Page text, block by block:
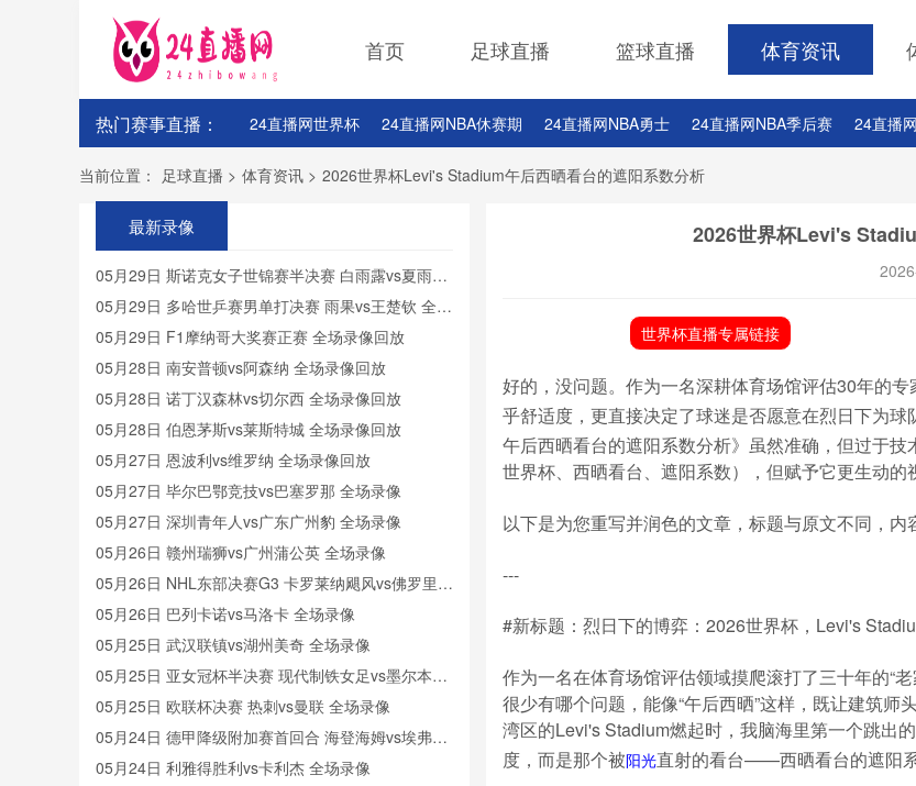
首页 足球直播 篮球直播 体育资讯
热门赛事直播： 24直播网世界杯 24直播网NBA休赛期 24直播网NBA勇士 24直播网NBA季后赛 24直播
24直播网NBA杜兰特
当前位置： 足球直播 > 体育资讯 > 2026世界杯Levi's Stadium午后西晒看台的遮阳系数分析
2026世界杯Levi's
世界杯直播专属链接
好的，没问题。作为一名深耕体育场馆评估30年的
乎舒适度，更直接决定了球迷是否愿意在烈日下为
午后西晒看台的遮阳系数分析》虽然准确，但过于
世界杯、西晒看台、遮阳系数），但赋予它更生动的
以下是为您重写并润色的文章，标题与原文不同，内
---
#新标题：烈日下的博弈：2026世界杯，Levi's
作为一名在体育场馆评估领域摸爬滚打了三十年的“
很少有哪个问题，能像“午后西晒”这样，既让建筑
湾区的Levi's Stadium燃起时，我脑海里第一个跳出
度，而是那个被阳光直射的看台——西晒看台的遮阳系
最新录像
05月29日 斯诺克女子世锦赛半决赛 白雨露vs夏雨滢
全场录像回放
05月29日 多哈世乒赛男单打决赛 雨果vs王楚钦 全场
录像回放
05月29日 F1摩纳哥大奖赛正赛 全场录像回放
05月28日 南安普顿vs阿森纳 全场录像回放
05月28日 诺丁汉森林vs切尔西 全场录像回放
05月28日 伯恩茅斯vs莱斯特城 全场录像回放
05月27日 恩波利vs维罗纳 全场录像回放
05月27日 毕尔巴鄂竞技vs巴塞罗那 全场录像
05月27日 深圳青年人vs广东广州豹 全场录像
05月26日 赣州瑞狮vs广州蒲公英 全场录像
05月26日 NHL东部决赛G3 卡罗莱纳飓风vs佛罗里达
美洲豹 全场录像回放
05月26日 巴列卡诺vs马洛卡 全场录像
05月25日 武汉联镇vs湖州美奇 全场录像
05月25日 亚女冠杯半决赛 现代制铁女足vs墨尔本城
女足 全场录像回放
05月25日 欧联杯决赛 热刺vs曼联 全场录像
05月24日 德甲降级附加赛首回合 海登海姆vs埃弗斯
堡 全场录像
05月24日 利雅得胜利vs卡利杰 全场录像